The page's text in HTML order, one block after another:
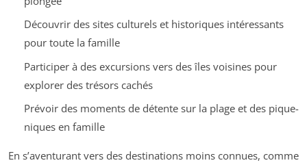
Découvrir des sites culturels et historiques intéressants
pour toute la famille
Participer à des excursions vers des îles voisines pour
explorer des trésors cachés
Prévoir des moments de détente sur la plage et des pique-
niques en famille
En s’aventurant vers des destinations moins connues, comme